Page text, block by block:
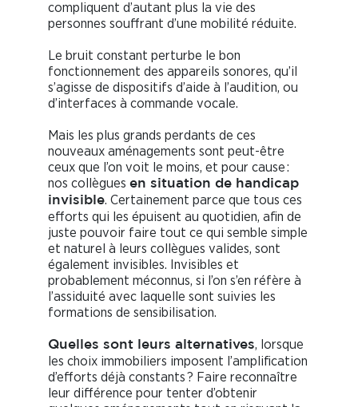
compliquent d’autant plus la vie des
personnes souffrant d’une mobilité réduite.
Le bruit constant perturbe le bon
fonctionnement des appareils sonores, qu’il
s’agisse de dispositifs d’aide à l’audition, ou
d’interfaces à commande vocale.
Mais les plus grands perdants de ces
nouveaux aménagements sont peut-être
ceux que l’on voit le moins, et pour cause :
nos collègues en situation de handicap
invisible. Certainement parce que tous ces
efforts qui les épuisent au quotidien, afin de
juste pouvoir faire tout ce qui semble simple
et naturel à leurs collègues valides, sont
également invisibles. Invisibles et
probablement méconnus, si l’on s’en réfère à
l’assiduité avec laquelle sont suivies les
formations de sensibilisation.
Quelles sont leurs alternatives, lorsque
les choix immobiliers imposent l’amplification
d’efforts déjà constants ? Faire reconnaître
leur différence pour tenter d’obtenir